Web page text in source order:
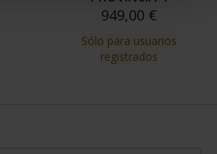
949,00 €
Sólo para usuarios
registrados